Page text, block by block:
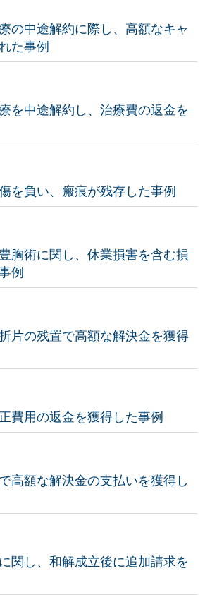
の中途解約に際し、高額なキャ
た事例
を中途解約し、治療費の返金を
を負い、瘢痕が残存した事例
胸術に関し、休業損害を含む損
例
片の残置で高額な解決金を獲得
費用の返金を獲得した事例
高額な解決金の支払いを獲得し
関し、和解成立後に追加請求を